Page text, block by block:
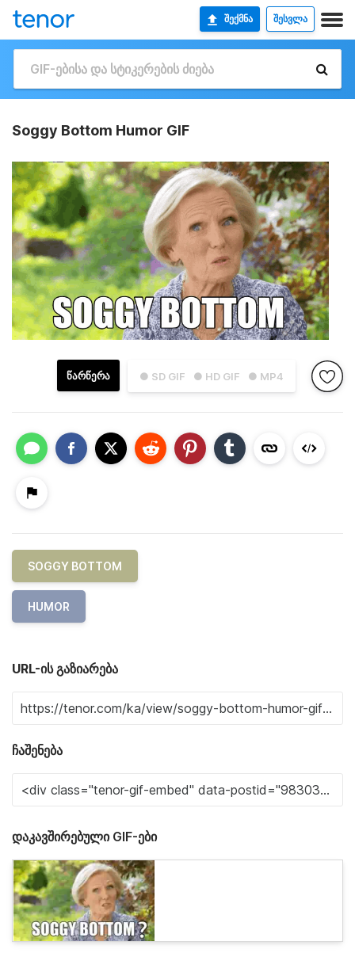
ᲨᲔᲥᲛᲜᲐ ᲨᲔᲡᲕᲚᲐ
Soggy Bottom Humor GIF
● SD GIF ● HD GIF ● MP4
ᲬᲐᲠᲬᲔᲠᲐ
SOGGY BOTTOM
HUMOR
URL-ის გაზიარება
ჩაშენება
დაკავშირებული GIF-ები